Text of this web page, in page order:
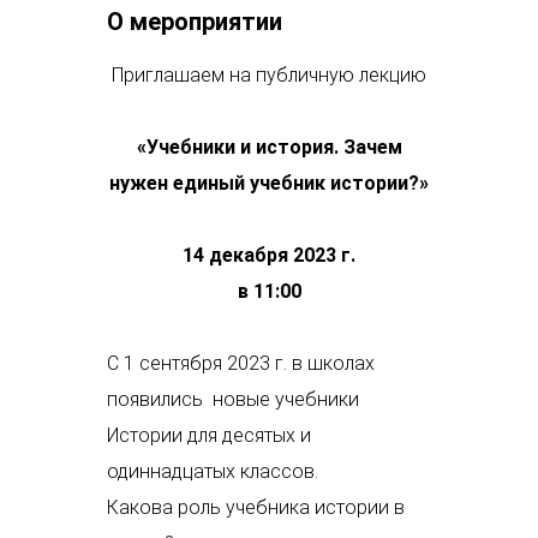
О мероприятии
Приглашаем на публичную лекцию
«Учебники и история. Зачем
нужен единый учебник истории?»
14 декабря 2023 г.
в 11:00
С 1 сентября 2023 г. в школах
появились новые учебники
Истории для десятых и
одиннадцатых классов.
Какова роль учебника истории в